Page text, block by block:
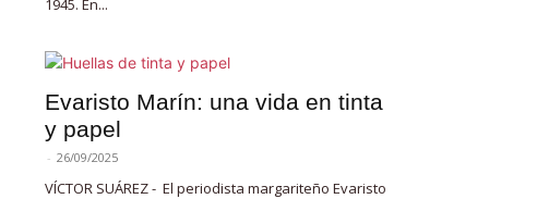
1945. En...
Evaristo Marín: una vida en tinta
y papel
- 26/09/2025
VÍCTOR SUÁREZ - El periodista margariteño Evaristo